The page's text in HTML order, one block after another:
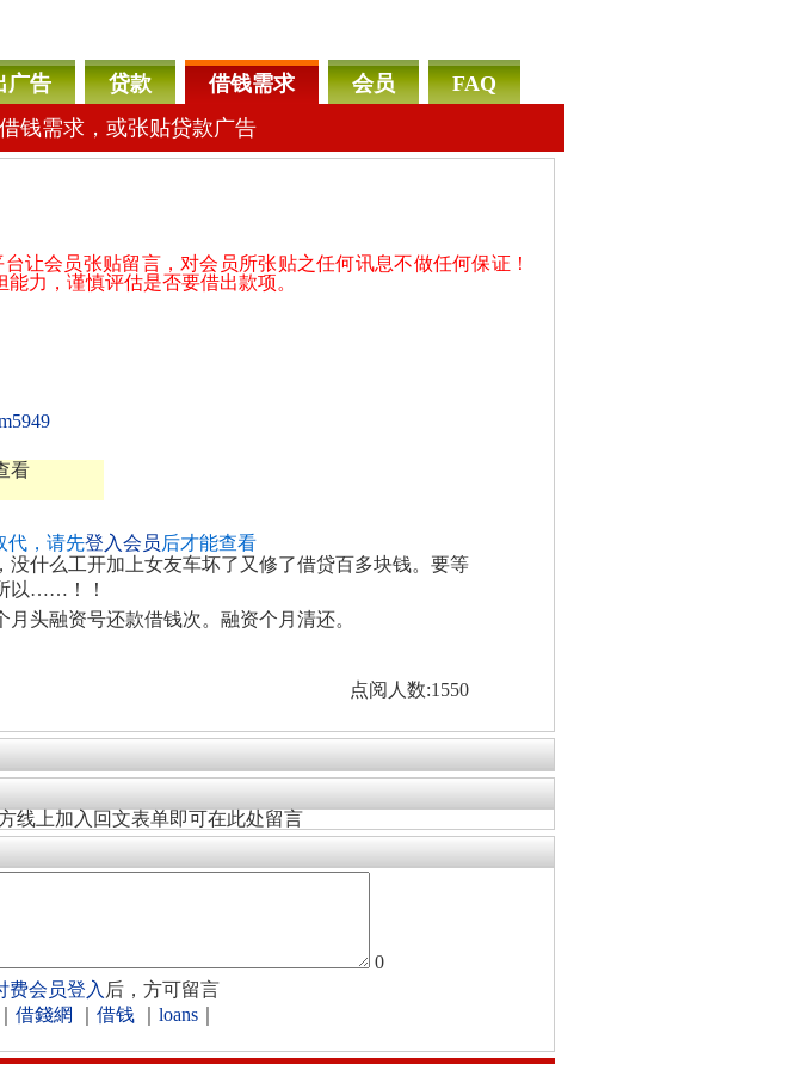
广告 贷款 借钱需求 会员
FAQ
钱需求，或张贴贷款广告
让会员张贴留言，对会员所张贴之任何讯息不做任何保证！
力，谨慎评估是否要借出款项。
看
代，请先登入会员后才能查看
没什么工开加上女友车坏了又修了借贷百多块钱。要等
以……！！
头融资号还款借钱次。融资个月清还。
点阅人数:1550
线上加入回文表单即可在此处留言
0
费会员登入 后，方可留言
借錢網 借钱 loans